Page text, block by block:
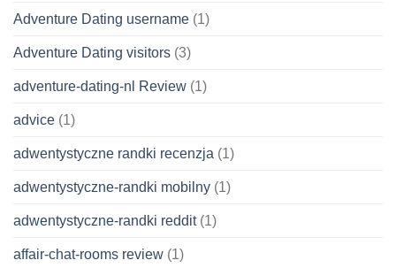
Adventure Dating username (1)
Adventure Dating visitors (3)
adventure-dating-nl Review (1)
advice (1)
adwentystyczne randki recenzja (1)
adwentystyczne-randki mobilny (1)
adwentystyczne-randki reddit(1)
affair-chat-rooms review (1)